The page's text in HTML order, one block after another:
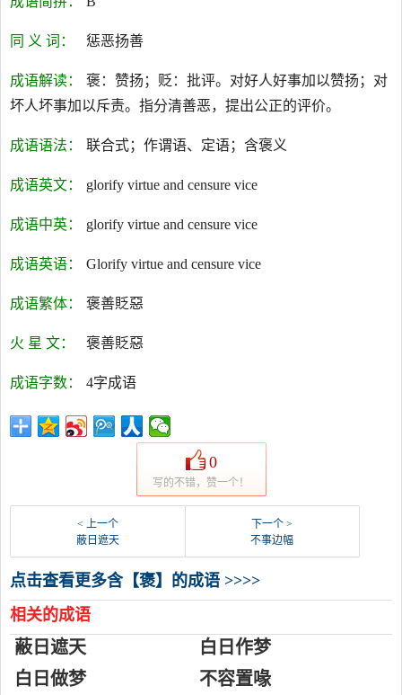
同 义 词： 惩恶扬善
成语解读：
褒：赞扬；贬：批评。对好人好事加以赞扬；对
坏人坏事加以斥责。指分清善恶，提出公正的评价。
成语语法： 联合式；作谓语、定语；含褒义
成语英文： glorify virtue and censure vice
成语中英： glorify virtue and censure vice
成语英语： Glorify virtue and censure vice
成语繁体： 褒善貶惡
火 星 文： 褒善貶惡
成语字数： 4字成语
0
写的不错，赞一个！
< 上一个
蔽日遮天
下一个 >
不事边幅
点击查看更多含【褒】的成语 >>>>
相关的成语
蔽日遮天
白日作梦
白日做梦
不容置喙